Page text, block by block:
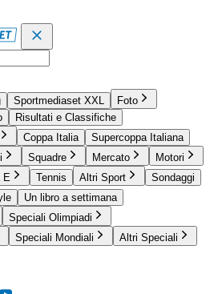
Sportmediaset XXL
Foto
Risultati e Classifiche
Coppa Italia
Supercoppa Italiana
Squadre Mercato
Motori
E Tennis Altri Sport
Sondaggi
Un libro a settimana
Speciali Olimpiadi
Speciali Mondiali Altri Speciali